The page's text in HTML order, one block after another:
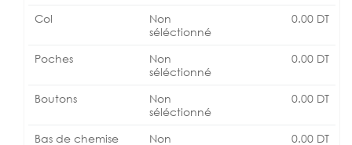
Col
Non
séléctionné
0.00 DT
Poches
Non
séléctionné
0.00 DT
Boutons
Non
séléctionné
0.00 DT
Bas de chemise
Non
0.00 DT